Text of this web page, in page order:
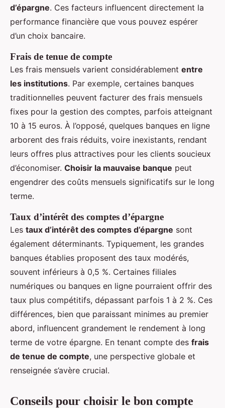
d’épargne. Ces facteurs influencent directement la
performance financière que vous pouvez espérer
d’un choix bancaire.
Frais de tenue de compte
Les frais mensuels varient considérablement entre
les institutions. Par exemple, certaines banques
traditionnelles peuvent facturer des frais mensuels
fixes pour la gestion des comptes, parfois atteignant
10 à 15 euros. À l’opposé, quelques banques en ligne
arborent des frais réduits, voire inexistants, rendant
leurs offres plus attractives pour les clients soucieux
d’économiser. Choisir la mauvaise banque peut
engendrer des coûts mensuels significatifs sur le long
terme.
Taux d’intérêt des comptes d’épargne
Les taux d’intérêt des comptes d’épargne sont
également déterminants. Typiquement, les grandes
banques établies proposent des taux modérés,
souvent inférieurs à 0,5 %. Certaines filiales
numériques ou banques en ligne pourraient offrir des
taux plus compétitifs, dépassant parfois 1 à 2 %. Ces
différences, bien que paraissant minimes au premier
abord, influencent grandement le rendement à long
terme de votre épargne. En tenant compte des frais
de tenue de compte, une perspective globale et
renseignée s’avère crucial.
Conseils pour choisir le bon compte